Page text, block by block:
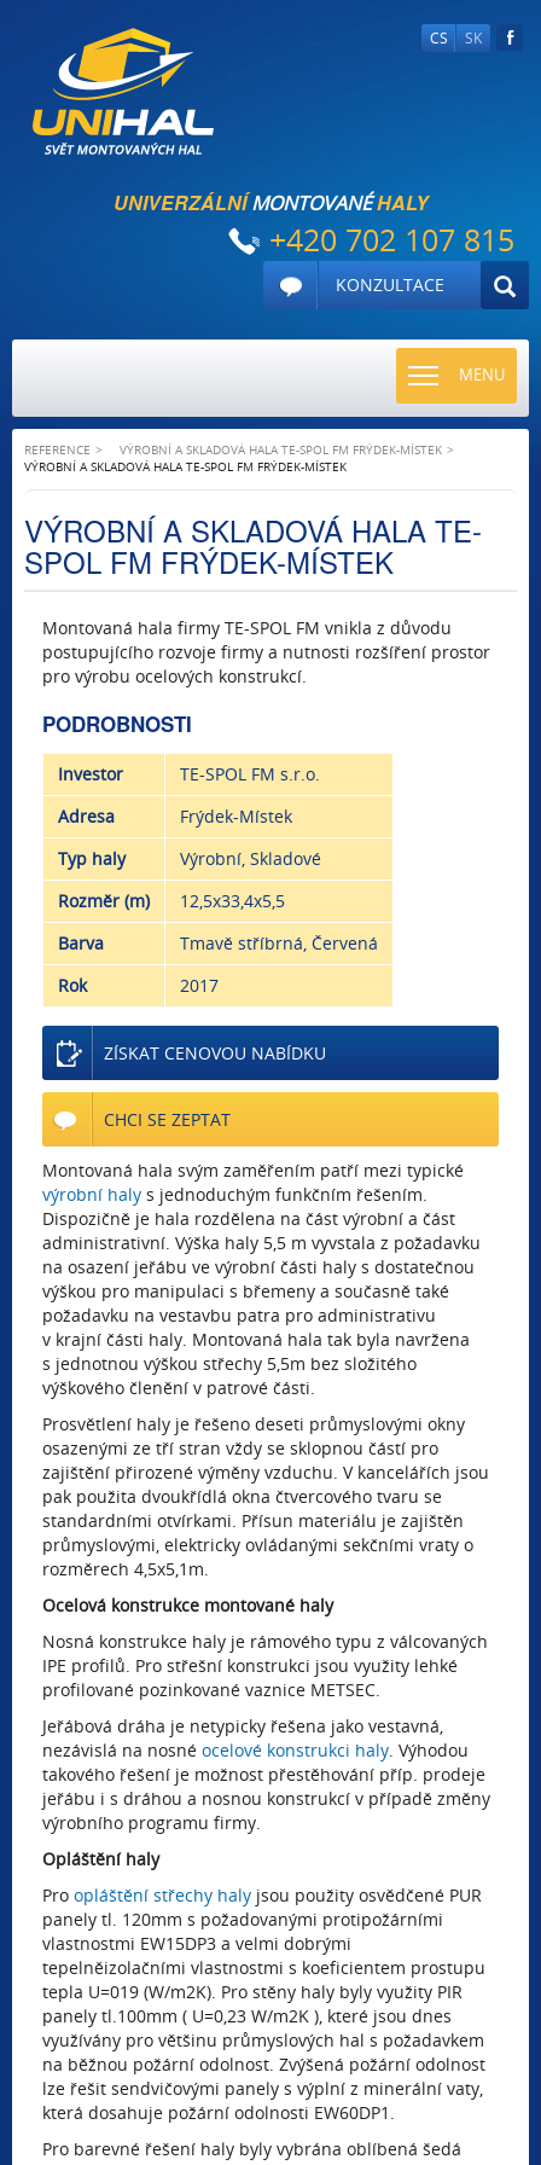
CS SK
UNIVERZÁLNÍMONTOVANÉHALY
+420 702 107 815
KONZULTACE
MENU
TOGGLE
REFERENCE
VÝROBNÍ A SKLADOVÁ HALA TE-SPOL FM FRÝDEK-MÍSTEK
VÝROBNÍ A SKLADOVÁ HALA TE-SPOL FM FRÝDEK-MÍSTEK
VÝROBNÍ A SKLADOVÁ HALA TE-
SPOL FM FRÝDEK-MÍSTEK
Montovaná hala firmy TE-SPOL FM vnikla z důvodu
postupujícího rozvoje firmy a nutnosti rozšíření prostor
pro výrobu ocelových konstrukcí.
PODROBNOSTI
Investor
TE-SPOL FM s.r.o.
Adresa
Frýdek-Místek
Typ haly
Výrobní, Skladové
Rozměr (m)
12,5x33,4x5,5
Barva
Tmavě stříbrná, Červená
Rok
2017
ZÍSKAT CENOVOU NABÍDKU
CHCI SE ZEPTAT
Montovaná hala svým zaměřením patří mezi typické
výrobní haly s jednoduchým funkčním řešením.
Dispozičně je hala rozdělena na část výrobní a část
administrativní. Výška haly 5,5 m vyvstala z požadavku
na osazení jeřábu ve výrobní části haly s dostatečnou
výškou pro manipulaci s břemeny a současně také
požadavku na vestavbu patra pro administrativu
v krajní části haly. Montovaná hala tak byla navržena
s jednotnou výškou střechy 5,5m bez složitého
výškového členění v patrové části.
Prosvětlení haly je řešeno deseti průmyslovými okny
osazenými ze tří stran vždy se sklopnou částí pro
zajištění přirozené výměny vzduchu. V kancelářích jsou
pak použita dvoukřídlá okna čtvercového tvaru se
standardními otvírkami. Přísun materiálu je zajištěn
průmyslovými, elektricky ovládanými sekčními vraty o
rozměrech 4,5x5,1m.
Ocelová konstrukce montované haly
Nosná konstrukce haly je rámového typu z válcovaných
IPE profilů. Pro střešní konstrukci jsou využity lehké
profilované pozinkované vaznice METSEC.
Jeřábová dráha je netypicky řešena jako vestavná,
nezávislá na nosné ocelové konstrukci haly. Výhodou
takového řešení je možnost přestěhování příp. prodeje
jeřábu i s dráhou a nosnou konstrukcí v případě změny
výrobního programu firmy.
Opláštění haly
Pro opláštění střechy haly jsou použity osvědčené PUR
panely tl. 120mm s požadovanými protipožárními
vlastnostmi EW15DP3 a velmi dobrými
tepelněizolačními vlastnostmi s koeficientem prostupu
tepla U=019 (W/m2K). Pro stěny haly byly využity PIR
panely tl.100mm ( U=0,23 W/m2K ), které jsou dnes
využívány pro většinu průmyslových hal s požadavkem
na běžnou požární odolnost. Zvýšená požární odolnost
lze řešit sendvičovými panely s výplní z minerální vaty,
která dosahuje požární odolnosti EW60DP1.
Pro barevné řešení haly byly vybrána oblíbená šedá